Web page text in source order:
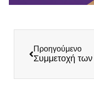
Προηγούμενο